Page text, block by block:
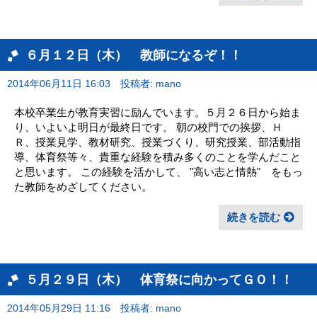
６月１２日（木） 教師になるぞ！！
2014年06月11日 16:03 投稿者: mano
本校卒業生が教育実習に励んでいます。５月２６日から始ま
り、いよいよ明日が最終日です。 朝の校門での挨拶、Ｈ
Ｒ、授業見学、教材研究、授業づくり、研究授業、部活動指
導、体育祭等々、貴重な経験を積み多くのことを学んだこと
と思います。 この経験を活かして、 "高い志と情熱" をもっ
た教師をめざしてください。
続きを読む
５月２９日（木） 体育祭に向かってＧＯ！！
2014年05月29日 11:16 投稿者: mano